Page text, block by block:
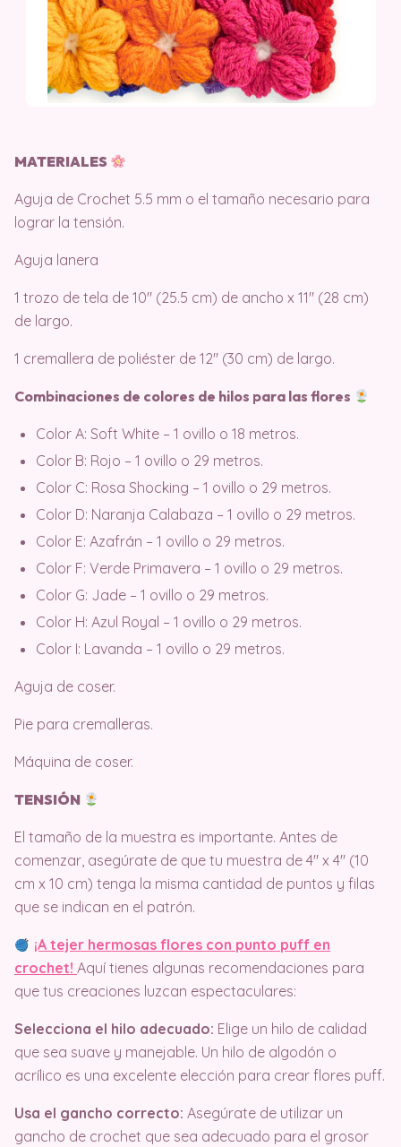
MATERIALES
Aguja de Crochet 5.5 mm o el tamaño necesario para
lograr la tensión.
Aguja lanera
1 trozo de tela de 10″ (25.5 cm) de ancho x 11″ (28 cm)
de largo.
1 cremallera de poliéster de 12″ (30 cm) de largo.
Combinaciones de colores de hilos para las flores
Color A: Soft White – 1 ovillo o 18 metros.
Color B: Rojo – 1 ovillo o 29 metros.
Color C: Rosa Shocking – 1 ovillo o 29 metros.
Color D: Naranja Calabaza – 1 ovillo o 29 metros.
Color E: Azafrán – 1 ovillo o 29 metros.
Color F: Verde Primavera – 1 ovillo o 29 metros.
Color G: Jade – 1 ovillo o 29 metros.
Color H: Azul Royal – 1 ovillo o 29 metros.
Color I: Lavanda – 1 ovillo o 29 metros.
Aguja de coser.
Pie para cremalleras.
Máquina de coser.
TENSIÓN
El tamaño de la muestra es importante. Antes de
comenzar, asegúrate de que tu muestra de 4″ x 4″ (10
cm x 10 cm) tenga la misma cantidad de puntos y filas
que se indican en el patrón.
¡A tejer hermosas flores con punto puff en
crochet! Aquí tienes algunas recomendaciones para
que tus creaciones luzcan espectaculares:
Selecciona el hilo adecuado: Elige un hilo de calidad
que sea suave y manejable. Un hilo de algodón o
acrílico es una excelente elección para crear flores puff.
Usa el gancho correcto: Asegúrate de utilizar un
gancho de crochet que sea adecuado para el grosor